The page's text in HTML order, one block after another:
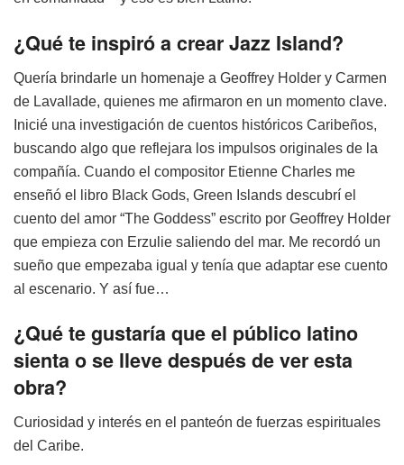
¿Qué te inspiró a crear Jazz Island?
Quería brindarle un homenaje a Geoffrey Holder y Carmen
de Lavallade, quienes me afirmaron en un momento clave.
Inicié una investigación de cuentos históricos Caribeños,
buscando algo que reflejara los impulsos originales de la
compañía. Cuando el compositor Etienne Charles me
enseñó el libro Black Gods, Green Islands descubrí el
cuento del amor “The Goddess” escrito por Geoffrey Holder
que empieza con Erzulie saliendo del mar. Me recordó un
sueño que empezaba igual y tenía que adaptar ese cuento
al escenario. Y así fue…
¿Qué te gustaría que el público latino
sienta o se lleve después de ver esta
obra?
Curiosidad y interés en el panteón de fuerzas espirituales
del Caribe.